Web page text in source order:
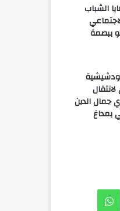
الشباب
ببصمة
جمال الدين
بمداغ
واتساب